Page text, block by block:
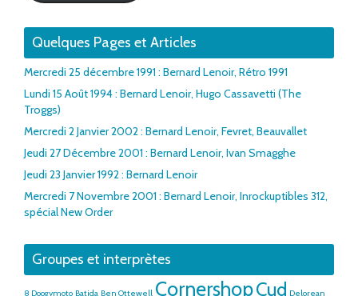
Quelques Pages et Articles
Mercredi 25 décembre 1991 : Bernard Lenoir, Rétro 1991
Lundi 15 Août 1994 : Bernard Lenoir, Hugo Cassavetti (The
Troggs)
Mercredi 2 Janvier 2002 : Bernard Lenoir, Fevret, Beauvallet
Jeudi 27 Décembre 2001 : Bernard Lenoir, Ivan Smagghe
Jeudi 23 Janvier 1992 : Bernard Lenoir
Mercredi 7 Novembre 2001 : Bernard Lenoir, Inrockuptibles 312,
spécial New Order
Groupes et interprètes
8 Doogymoto Batida Ben Ottewell CornershopCud Delorean